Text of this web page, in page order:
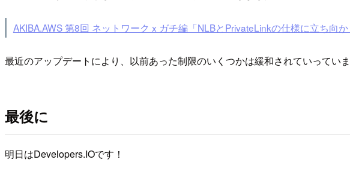
AKIBA.AWS 第8回 ネットワーク x ガチ編「NLBとPrivateLinkの仕様に立ち向
最近のアップデートにより、以前あった制限のいくつかは緩和されていってい
最後に
明日はDevelopers.IOです！